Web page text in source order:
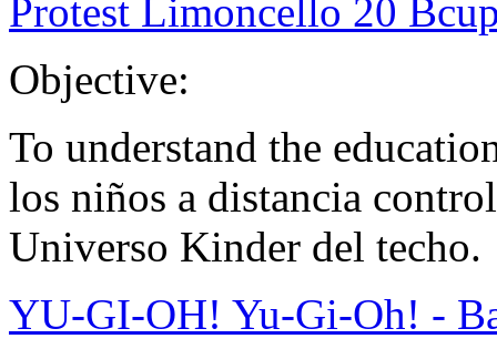
Protest Limoncello 20
Objective:
To understand the
los niños a distancia
Universo Kinder del techo.
YU-GI-OH! Yu-Gi-Oh! -